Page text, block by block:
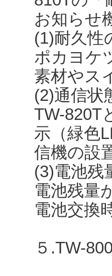
お知らせ
(1)耐久性
ポカヨケ
素材やス
(2)通信状
TW-820T
示（緑色
信機の設
(3)電池残
電池残量
電池交換
５.TW-